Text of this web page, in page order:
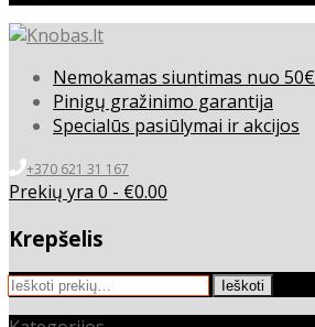
Nemokamas siuntimas nuo 50€
Pinigų gražinimo garantija
Specialūs pasiūlymai ir akcijos
+370 621 31 167
Prekių yra 0 - €0.00
Krepšelis
Ieškoti: Ieškoti